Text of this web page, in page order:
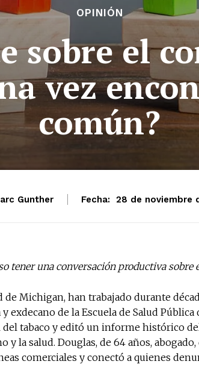
OPINIÓN
sobre el
vez
común?
Gunther Fecha: 28 de noviembre
tener una conversación productiva sobre
Michigan, han trabajado durante
exdecano de la Escuela de Salud Pública
tabaco y editó un informe histórico
la salud. Douglas, de 64 años,
comerciales y conectó a quienes